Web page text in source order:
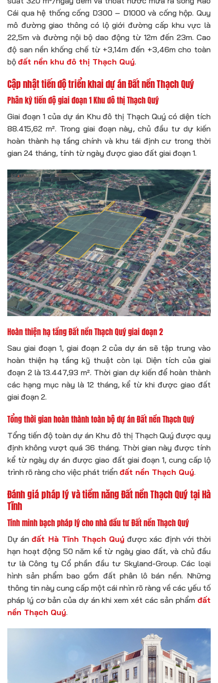
Cái qua hệ thống cống D300 – D1000 và cống hộp. Quy
mô đường giao thông có lộ giới đường cấp khu vực là
22,5m và đường nội bộ dao động từ 12m đến 23m. Cao
độ san nền khống chế từ +3,14m đến +3,46m cho toàn
bộ đất nền khu đô thị Thạch Quý.
Cập nhật tiến độ triển khai dự án Đất nền Thạch Quý
Phân kỳ tiến độ giai đoạn 1 Khu đô thị Thạch Quý
Giai đoạn 1 của dự án Khu đô thị Thạch Quý có diện tích
88.415,62 m². Trong giai đoạn này, chủ đầu tư dự kiến
hoàn thành hạ tầng chính và khu tái định cư trong thời
gian 24 tháng, tính từ ngày được giao đất giai đoạn 1.
Hoàn thiện hạ tầng Đất nền Thạch Quý giai đoạn 2
Sau giai đoạn 1, giai đoạn 2 của dự án sẽ tập trung vào
hoàn thiện hạ tầng kỹ thuật còn lại. Diện tích của giai
đoạn 2 là 13.447,93 m². Thời gian dự kiến để hoàn thành
các hạng mục này là 12 tháng, kể từ khi được giao đất
giai đoạn 2.
Tổng thời gian hoàn thành toàn bộ dự án Đất nền Thạch Quý
Tổng tiến độ toàn dự án Khu đô thị Thạch Quý được quy
định không vượt quá 36 tháng. Thời gian này được tính
kể từ ngày dự án được giao đất giai đoạn 1, cung cấp lộ
trình rõ ràng cho việc phát triển đất nền Thạch Quý.
Đánh giá pháp lý và tiềm năng Đất nền Thạch Quý tại Hà
Tĩnh
Tính minh bạch pháp lý cho nhà đầu tư Đất nền Thạch Quý
Dự ánđất Hà Tĩnh Thạch Quý được xác định với thời
hạn hoạt động 50 năm kể từ ngày giao đất, và chủ đầu
tư là Công ty Cổ phần đầu tư Skyland-Group. Các loại
hình sản phẩm bao gồm đất phân lô bán nền. Những
thông tin này cung cấp một cái nhìn rõ ràng về các yếu tố
pháp lý cơ bản của dự án khi xem xét các sản phẩm đất
nền Thạch Quý.